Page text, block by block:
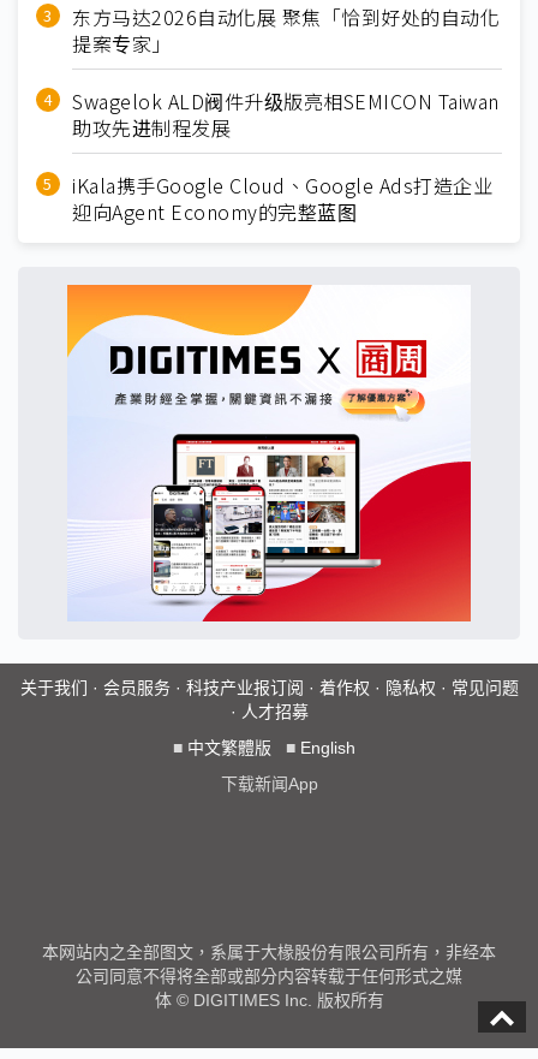
东方马达2026自动化展 聚焦「恰到好处的自动化
提案专家」
Swagelok ALD阀件升级版亮相SEMICON Taiwan
助攻先进制程发展
iKala携手Google Cloud、Google Ads打造企业
迎向Agent Economy的完整蓝图
关于我们 · 会员服务· 科技产业报订阅 · 着作权 · 隐私权 · 常见问题
· 人才招募
■ 中文繁體版 ■ English
下载新闻App
本网站内之全部图文，系属于大椽股份有限公司所有，非经本
公司同意不得将全部或部分内容转载于任何形式之媒
体 © DIGITIMES Inc. 版权所有